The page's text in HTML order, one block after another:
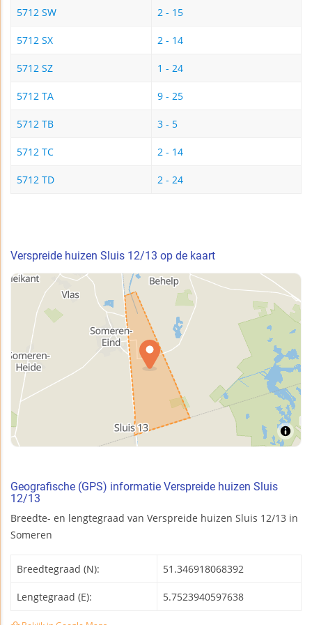
5712 SW 2 - 15
5712 SX 2 - 14
5712 SZ 1 - 24
5712 TA 9 - 25
5712 TB 3 - 5
5712 TC 2 - 14
5712 TD 2 - 24
Verspreide huizen Sluis 12/13 op de kaart
Geografische (GPS) informatie Verspreide huizen Sluis
12/13
Breedte- en lengtegraad van Verspreide huizen Sluis 12/13 in
Someren
Breedtegraad (N): 51.346918068392
Lengtegraad (E): 5.7523940597638